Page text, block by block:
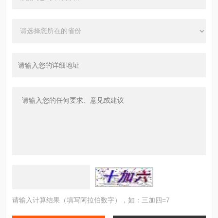
请输入计算结果（填写阿拉伯数字），如：三加四=7